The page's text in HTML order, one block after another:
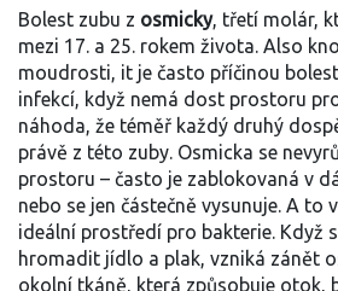
Bolest zubu z osmicky, třetí molár,
mezi 17. a 25. rokem života. Also
moudrosti, it je často příčinou
infekcí, když nemá dost prostoru
náhoda, že téměř každý druhý
právě z této zuby. Osmicka se
prostoru – často je zablokovaná v
nebo se jen částečně vysunuje. A to
ideální prostředí pro bakterie. Když
hromadit jídlo a plak, vzniká zánět
okolní tkáně, která způsobuje otok,